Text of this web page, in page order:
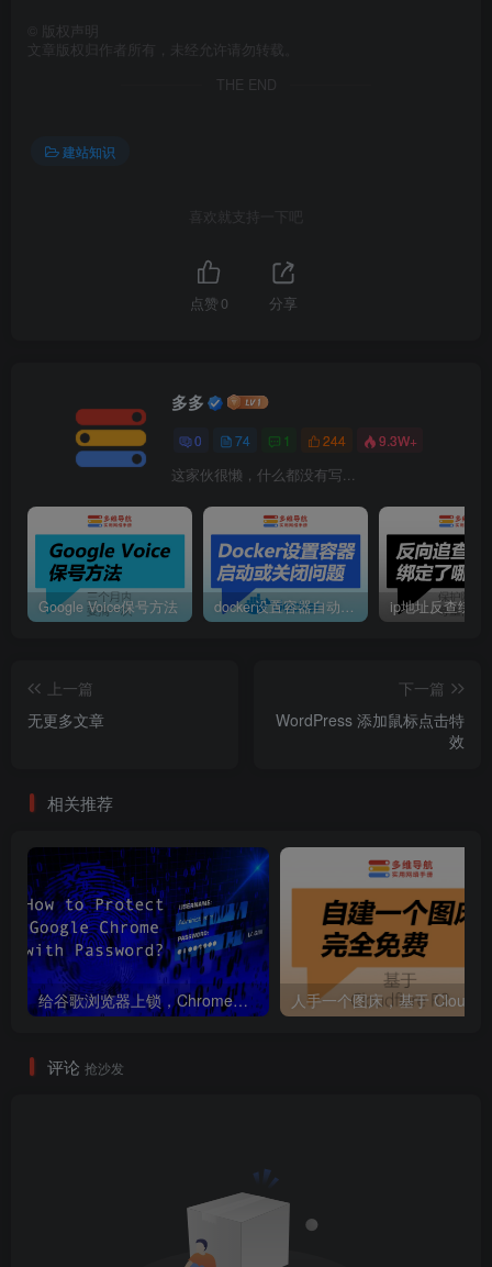
版权声明
文章版权归作者所有，未经允许请勿转载。
THE END
建站知识
喜欢就支持一下吧
点赞 0 分享
多多
0 74 1 244 9.3W+
这家伙很懒，什么都没有写...
Google Voice保号方法 docker设置容器自动启动或定时启动 ip地址反查绑定
上一篇
无更多文章
下一篇
WordPress 添加鼠标点击特
效
相关推荐
给谷歌浏览器上锁，Chrome浏览器保护的最佳方法。
评论 抢沙发